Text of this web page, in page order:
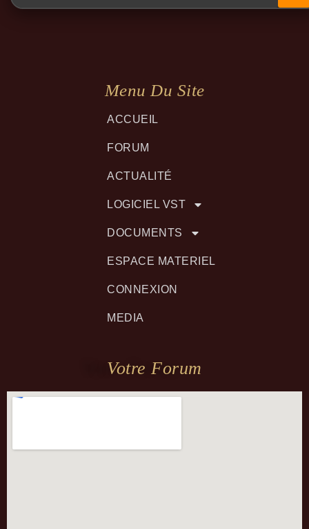
Menu Du Site
ACCUEIL
FORUM
ACTUALITÉ
LOGICIEL VST
DOCUMENTS
ESPACE MATERIEL
CONNEXION
MEDIA
Votre Forum